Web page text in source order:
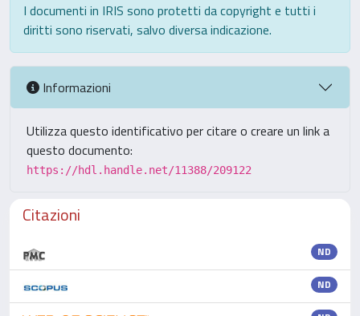
I documenti in IRIS sono protetti da copyright e tutti i
diritti sono riservati, salvo diversa indicazione.
Informazioni
Utilizza questo identificativo per citare o creare un link a
questo documento:
https://hdl.handle.net/11388/209122
Citazioni
ND
ND